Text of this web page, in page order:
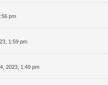
pm
1:59 pm
2023, 1:49 pm